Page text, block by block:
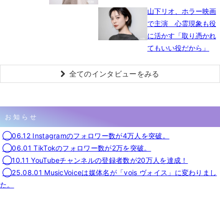
山下リオ、ホラー映画
で主演 心霊現象も役
に活かす「取り憑かれ
てもいい役だから」
全てのインタビューをみる
お知らせ
◯06.12 Instagramのフォロワー数が4万人を突破。
◯06.01 TikTokのフォロワー数が2万を突破。
◯10.11 YouTubeチャンネルの登録者数が20万人を達成！
◯25.08.01 MusicVoiceは媒体名が「vois ヴォイス」に変わりまし
た。